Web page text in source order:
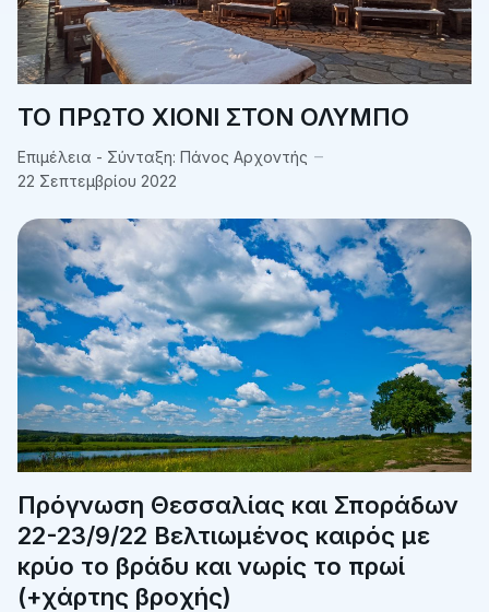
ΤΟ ΠΡΩΤΟ ΧΙΟΝΙ ΣΤΟΝ ΟΛΥΜΠΟ
Επιμέλεια - Σύνταξη: Πάνος Αρχοντής
22 Σεπτεμβρίου 2022
Πρόγνωση Θεσσαλίας και Σποράδων
22-23/9/22 Βελτιωμένος καιρός με
κρύο το βράδυ και νωρίς το πρωί
(+χάρτης βροχής)